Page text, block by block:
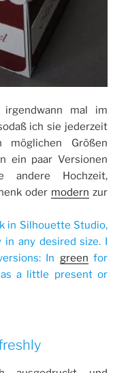
mal im
ich sie jederzeit
Größen
ein paar Versionen
Hochzeit,
oder modern zur
in Silhouette Studio,
any desired size. I
In green for
as a little present or